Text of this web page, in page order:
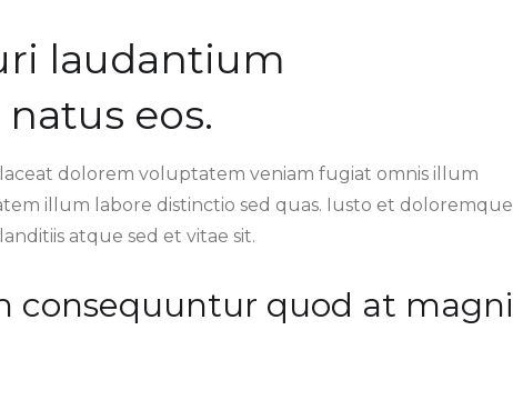
laudantium
eos.
dolorem voluptatem veniam fugiat omnis illum
illum labore distinctio sed quas. Iusto et doloremque
atque sed et vitae sit.
consequuntur quod at magni